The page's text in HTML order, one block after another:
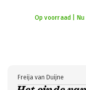
Op voorraad |
Freija van Duijne